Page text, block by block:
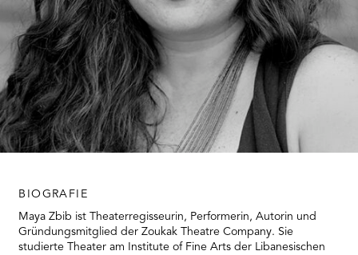
BIOGRAFIE
Maya Zbib ist Theaterregisseurin, Performerin, Autorin und
Gründungsmitglied der Zoukak Theatre Company. Sie
studierte Theater am Institute of Fine Arts der Libanesischen